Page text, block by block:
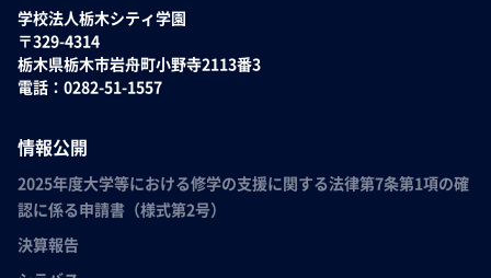
学校法人栃木シティ学園
〒329-4314
栃木県栃木市岩舟町小野寺2113番3
電話：0282-51-1557
情報公開
2025年度大学等における修学の支援に関する法律第7条第1項の確
認に係る申請書（様式第2号）
決算報告